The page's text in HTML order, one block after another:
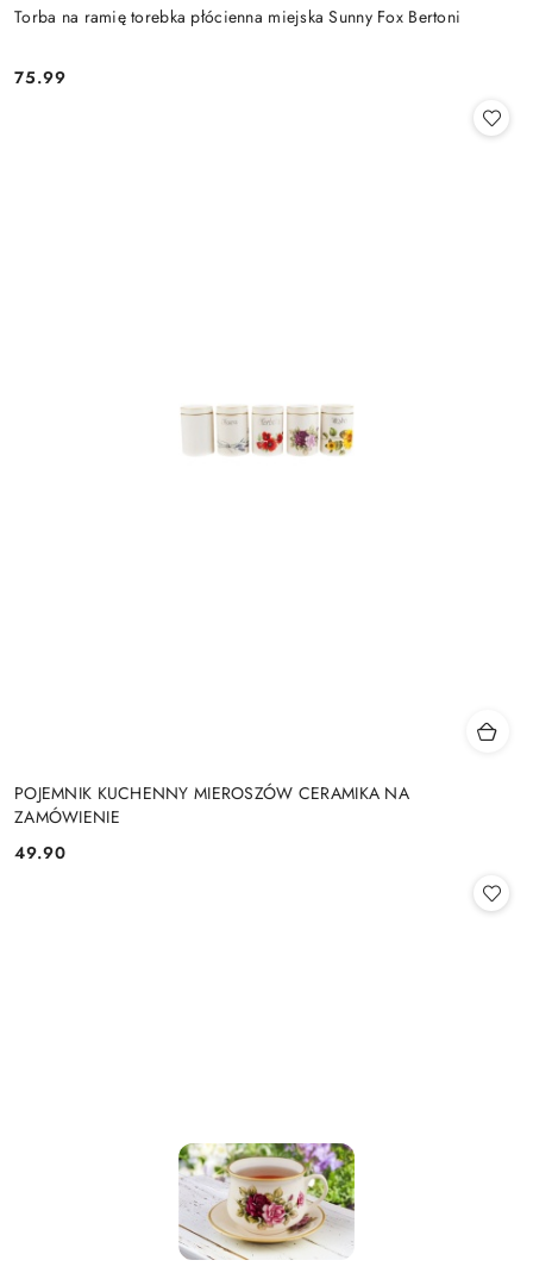
Torba na ramię torebka płócienna miejska Sunny Fox Bertoni
Cena:
75.99
POJEMNIK KUCHENNY MIEROSZÓW CERAMIKA NA
ZAMÓWIENIE
Cena:
49.90